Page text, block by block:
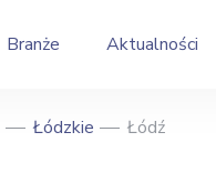
Branże Aktualności
Łódzkie Łódź